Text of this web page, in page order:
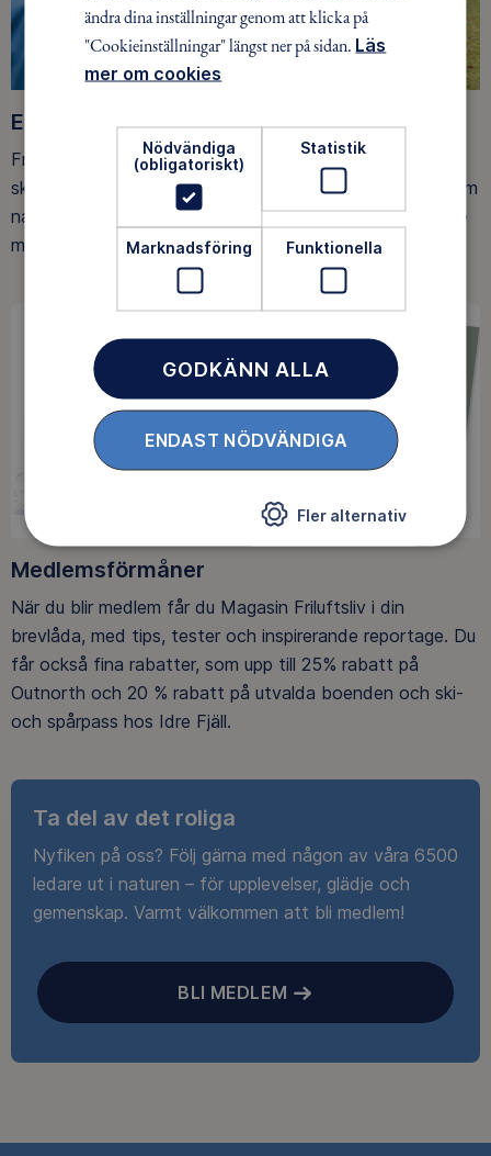
Ett friluftsliv för alla
Friluftsfrämjandet arbetar för att så många som möjligt
ska upptäcka den rörelseglädje och de hälsoeffekter som
naturen ger. Som medlem bidrar du också till vårt arbete
med att skydda allemansrätten.
Medlemsförmåner
När du blir medlem får du Magasin Friluftsliv i din
brevlåda, med tips, tester och inspirerande reportage. Du
får också fina rabatter, som upp till 25% rabatt på
Outnorth och 20 % rabatt på utvalda boenden och ski-
och spårpass hos Idre Fjäll.
Ta del av det roliga
Nyfiken på oss? Följ gärna med någon av våra 6500
ledare ut i naturen – för upplevelser, glädje och
gemenskap. Varmt välkommen att bli medlem!
BLI MEDLEM
ändra dina inställningar genom att klicka på
"Cookieinställningar" längst ner på sidan. Läs
mer om cookies
Nödvändiga
(obligatoriskt)
Statistik
Marknadsföring Funktionella
GODKÄNN ALLA
ENDAST NÖDVÄNDIGA
Fler alternativ